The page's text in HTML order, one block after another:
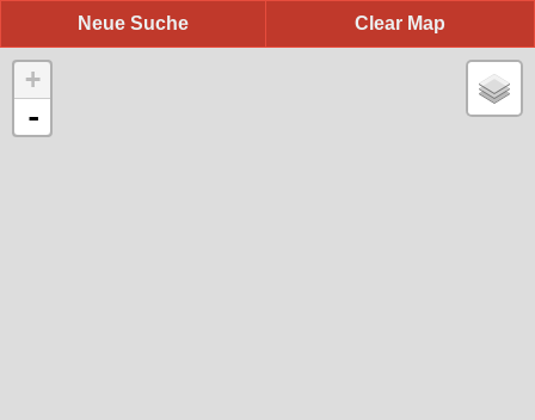
Clear Map
Neue Suche
+
-